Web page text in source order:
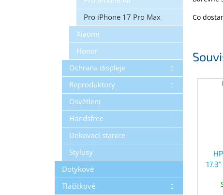
Pro iPhone 17 Pro Max
Xiaomi
Honor
Ochrana displeje
Reproduktory
Osvětlení
Handsfree
Dokovací stanice
Stylusy
Dotykové
Tlačítkové
Co